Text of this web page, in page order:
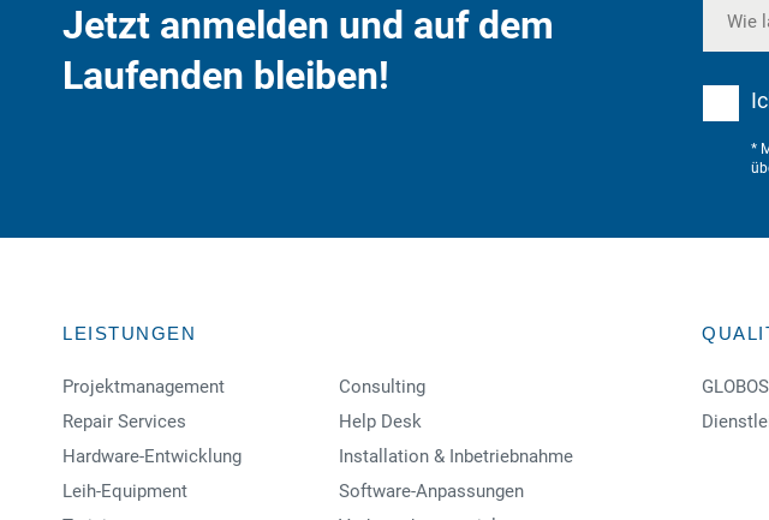
Jetzt anmelden und auf dem
Laufenden bleiben!
*
LEISTUNGEN
Projektmanagement
Consulting
Repair Services
Help Desk
Hardware-Entwicklung
Installation & Inbetriebnahme
Leih-Equipment
Software-Anpassungen